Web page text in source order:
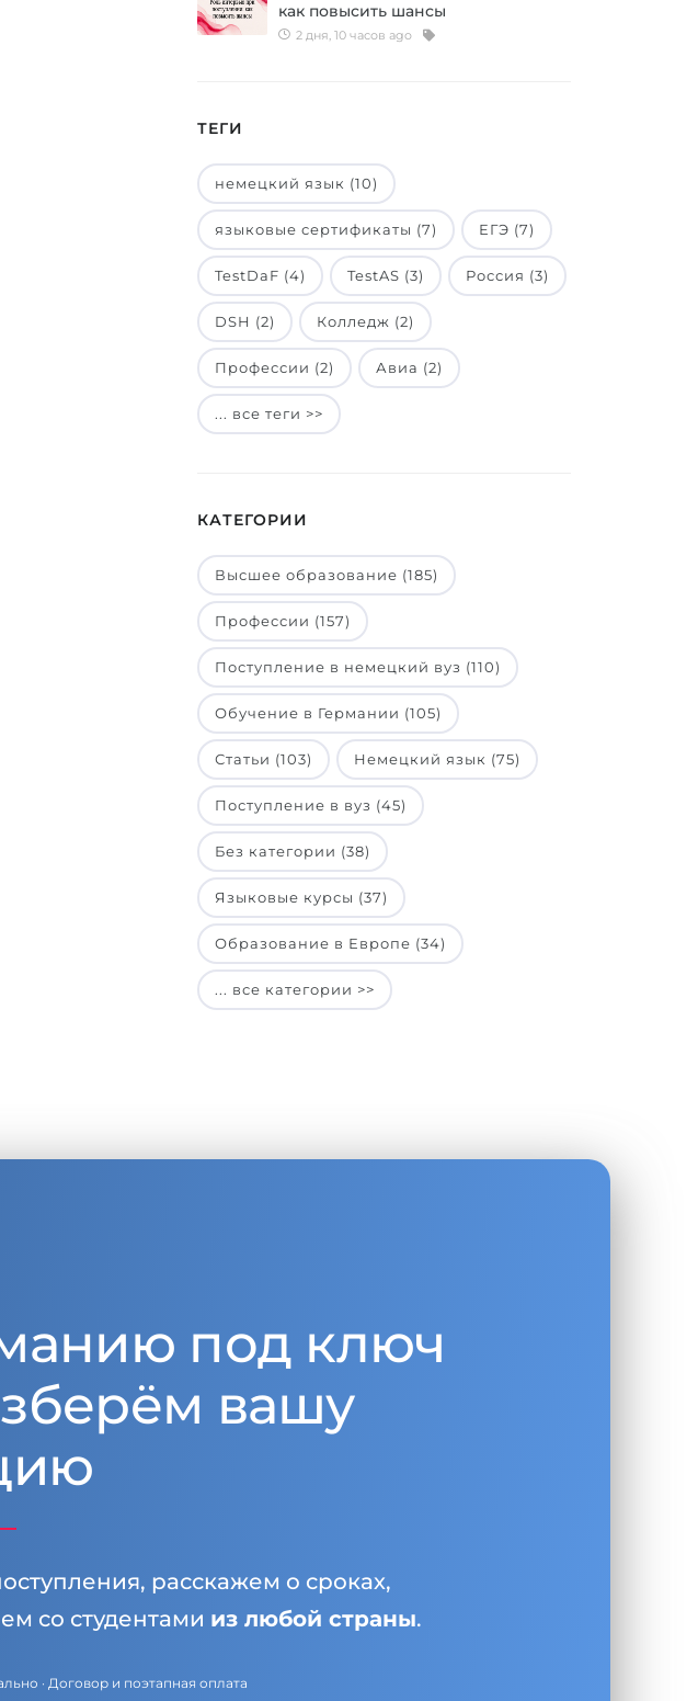
как повысить шансы
2 дня, 10 часов ago
ТЕГИ
немецкий язык (10)
языковые сертификаты (7) ЕГЭ (7)
TestDaF (4) TestAS (3) Россия (3)
DSH (2) Колледж (2)
Профессии (2) Авиа (2)
... все теги >>
КАТЕГОРИИ
Высшее образование (185)
Профессии (157)
Поступление в немецкий вуз (110)
Обучение в Германии (105)
Статьи (103) Немецкий язык (75)
Поступление в вуз (45)
Без категории (38)
Языковые курсы (37)
Образование в Европе (34)
... все категории >>
под ключ
вашу
расскажем о сроках,
со студентами из любой страны.
· Договор и поэтапная оплата